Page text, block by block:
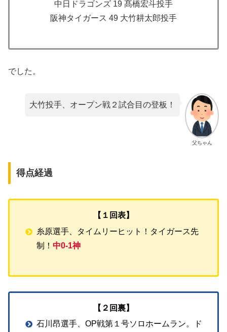
中日ドラゴンズ 19 髙橋宏斗投手
阪神タイガース 49 大竹耕太郎投手
でした。
父ちゃん
大竹投手、オープン戦２試合目の登板！
得点経過
【１回表】
糸原選手、タイムリーヒット！タイガース先
制！中0-1神
【２回裏】
石川昂選手、OP戦第１号ソロホームラン。ド